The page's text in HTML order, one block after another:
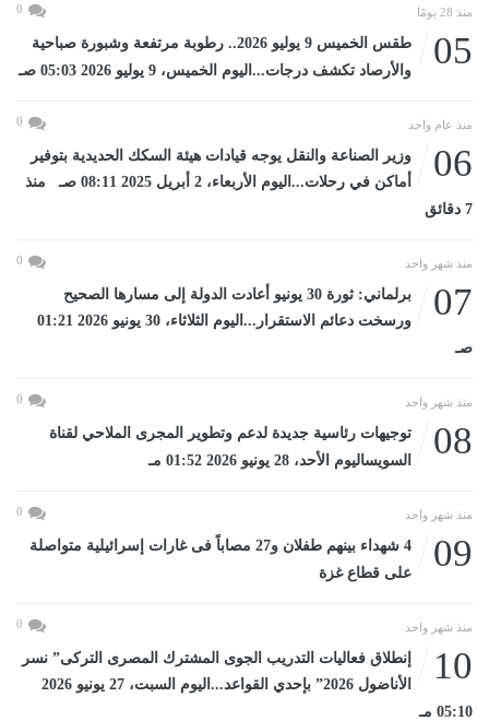
منذ 28 يومًا 0
05
طقس الخميس 9 يوليو 2026.. رطوبة مرتفعة وشبورة صباحية
والأرصاد تكشف درجات...اليوم الخميس، 9 يوليو 2026 05:03 صـ
منذ عام واحد 0
06
وزير الصناعة والنقل يوجه قيادات هيئة السكك الحديدية بتوفير
أماكن في رحلات...اليوم الأربعاء، 2 أبريل 2025 08:11 صـ منذ
7 دقائق
منذ شهر واحد 0
07
برلماني: ثورة 30 يونيو أعادت الدولة إلى مسارها الصحيح
ورسخت دعائم الاستقرار...اليوم الثلاثاء، 30 يونيو 2026 01:21
صـ
منذ شهر واحد 0
08
توجيهات رئاسية جديدة لدعم وتطوير المجرى الملاحي لقناة
السويساليوم الأحد، 28 يونيو 2026 01:52 مـ
منذ شهر واحد 0
09
4 شهداء بينهم طفلان و27 مصاباً فى غارات إسرائيلية متواصلة
على قطاع غزة
منذ شهر واحد 0
10
إنطلاق فعاليات التدريب الجوى المشترك المصرى التركى” نسر
الأناضول 2026” بإحدي القواعد...اليوم السبت، 27 يونيو 2026
05:10 مـ